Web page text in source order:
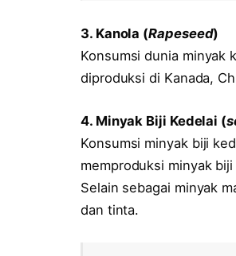
3. Kanola (Rapeseed)
Konsumsi dunia minyak
diproduksi di Kanada,
4. Minyak Biji Kedelai (
Konsumsi minyak biji
memproduksi minyak
Selain sebagai minyak
dan tinta.